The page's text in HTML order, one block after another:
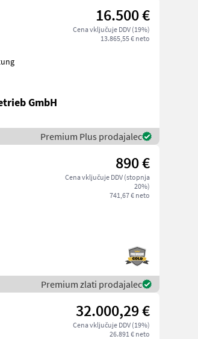
16.500 €
Cena vključuje DDV (19%)
13.865,55 € neto
GmbH
Premium Plus prodajalec
890 €
Cena vključuje DDV (stopnja
20%)
741,67 € neto
Premium zlati prodajalec
32.000,29 €
Cena vključuje DDV (19%)
26.891 € neto